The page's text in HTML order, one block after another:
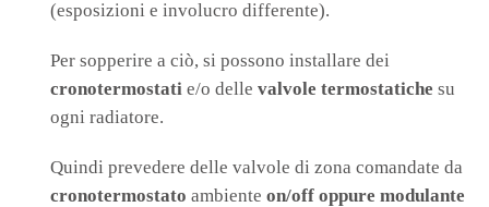
(esposizioni e involucro differente).
Per sopperire a ciò, si possono installare dei
cronotermostati e/o delle valvole termostatiche su
ogni radiatore.
Quindi prevedere delle valvole di zona comandate da
cronotermostato ambiente on/off oppure modulante